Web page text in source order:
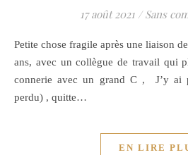
17 août 2021 / Sans
Petite chose fragile après une liaison destructrice durant près de 5
ans, avec un collègue de travail qui
connerie avec un grand C , J’y ai
perdu) , quitte…
EN LIRE